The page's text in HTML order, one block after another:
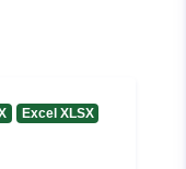
na základe
45fc-80b1-
Excel XLSX